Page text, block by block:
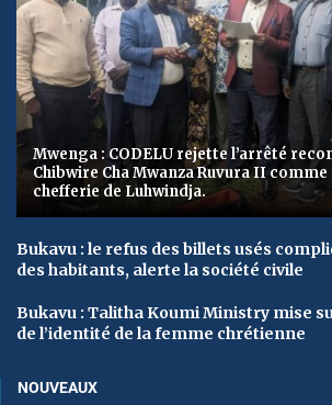
Mwenga : CODELU rejette l’arrêté
Chibwire Cha Mwanza Ruvura II comme
chefferie de Luhwindja.
Bukavu : le refus des billets usés
des habitants, alerte la société civile
Bukavu : Talitha Koumi Ministry mise
de l’identité de la femme chrétienne
NOUVEAUX